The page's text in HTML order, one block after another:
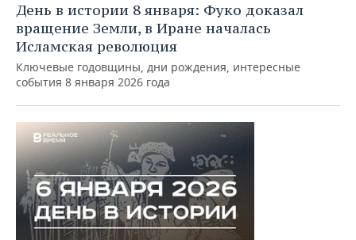
День в истории 8 января: Фуко доказал
вращение Земли, в Иране началась
Исламская революция
Ключевые годовщины, дни рождения, интересные
события 8 января 2026 года